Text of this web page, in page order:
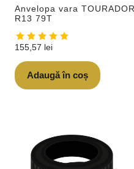
Anvelopa vara
R13 79T
155,57 lei
Adaugă în coș